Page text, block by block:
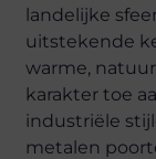
landelijke
uitstekende
warme,
karakter toe
industriële
metalen